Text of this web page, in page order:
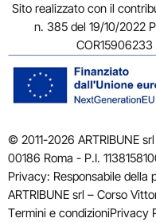
Sito realizzato con il
n. 385 del 19/10/2022
© 2011-2026 ARTRIBUNE
00186 Roma - P.I.
Privacy: Responsabile della
ARTRIBUNE srl – Corso
Termini e condizioniPrivacy